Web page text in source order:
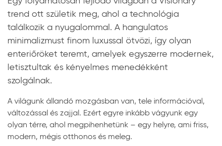
trend ott születik meg, ahol a technológia
találkozik a nyugalommal. A hangulatos
minimalizmust finom luxussal ötvözi, így olyan
enteriőröket teremt, amelyek egyszerre modernek,
letisztultak és kényelmes menedékként
szolgálnak.
A világunk állandó mozgásban van, tele információval,
változással és zajjal. Ezért egyre inkább vágyunk egy
olyan térre, ahol megpihenhetünk – egy helyre, ami friss,
modern, mégis otthonos és meleg.